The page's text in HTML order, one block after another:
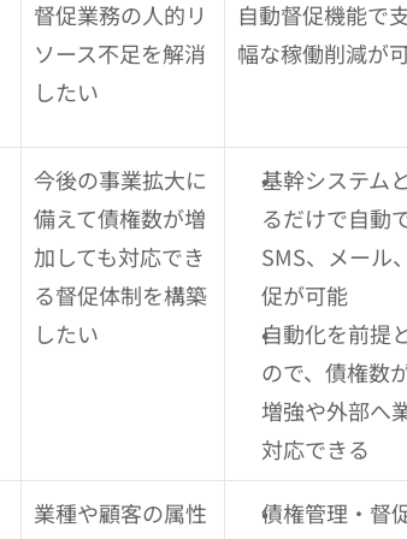
督促業務の人的リ
ソース不足を解消
したい
自動督促機能で
幅な稼働削減が
今後の事業拡大に
備えて債権数が増
加しても対応でき
る督促体制を構築
したい
基幹システム
るだけで自動
SMS、メール
促が可能
自動化を前提
ので、債権数
増強や外部へ
対応できる
業種や顧客の属性
債権管理・督